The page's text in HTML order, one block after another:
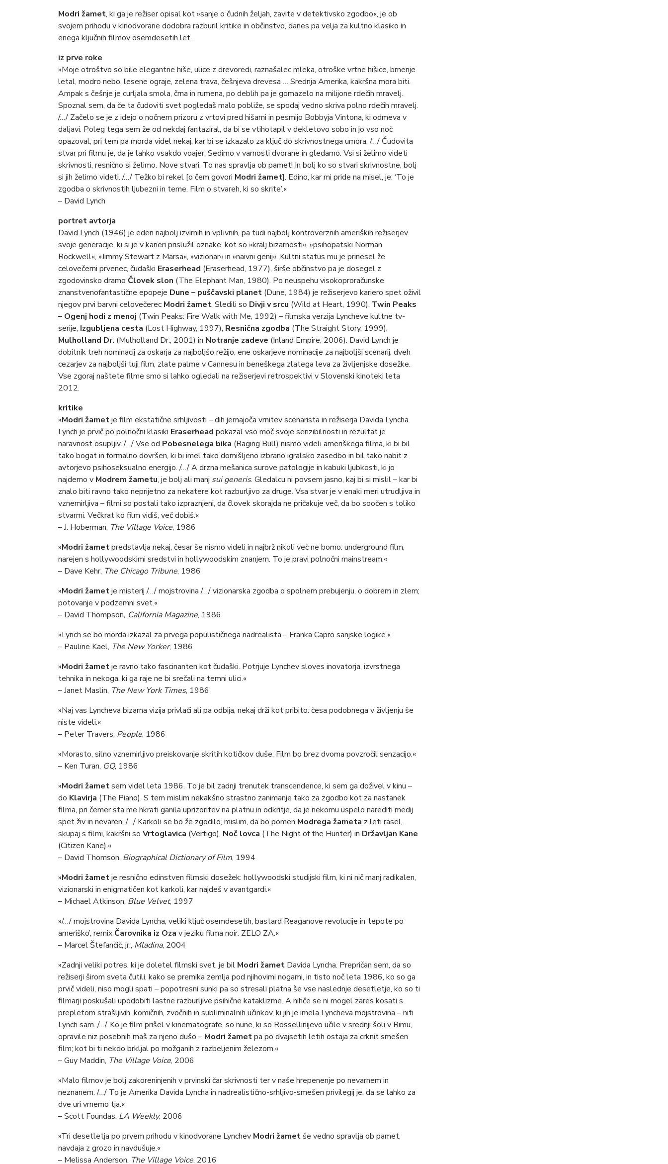
Modri žamet, ki ga je režiser opisal kot »sanje o čudnih željah, zavite v detektivsko zgodbo«, je ob
svojem prihodu v kinodvorane dodobra razburil kritike in občinstvo, danes pa velja za kultno klasiko in
enega ključnih filmov osemdesetih let.
iz prve roke
»Moje otroštvo so bile elegantne hiše, ulice z drevoredi, raznašalec mleka, otroške vrtne hišice, brnenje
letal, modro nebo, lesene ograje, zelena trava, češnjeva drevesa … Srednja Amerika, kakršna mora biti.
Ampak s češnje je curljala smola, črna in rumena, po deblih pa je gomazelo na milijone rdečih mravelj.
Spoznal sem, da če ta čudoviti svet pogledaš malo pobliže, se spodaj vedno skriva polno rdečih mravelj.
/…/ Začelo se je z idejo o nočnem prizoru z vrtovi pred hišami in pesmijo Bobbyja Vintona, ki odmeva v
daljavi. Poleg tega sem že od nekdaj fantaziral, da bi se vtihotapil v dekletovo sobo in jo vso noč
opazoval, pri tem pa morda videl nekaj, kar bi se izkazalo za ključ do skrivnostnega umora. /…/ Čudovita
stvar pri filmu je, da je lahko vsakdo voajer. Sedimo v varnosti dvorane in gledamo. Vsi si želimo videti
skrivnosti, resnično si želimo. Nove stvari. To nas spravlja ob pamet! In bolj ko so stvari skrivnostne, bolj
si jih želimo videti. /…/ Težko bi rekel [o čem govori Modri žamet]. Edino, kar mi pride na misel, je: ‘To je
zgodba o skrivnostih ljubezni in teme. Film o stvareh, ki so skrite’.«
– David Lynch
portret avtorja
David Lynch (1946) je eden najbolj izvirnih in vplivnih, pa tudi najbolj kontroverznih ameriških režiserjev
svoje generacije, ki si je v karieri prislužil oznake, kot so »kralj bizarnosti«, »psihopatski Norman
Rockwell«, »Jimmy Stewart z Marsa«, »vizionar« in »naivni genij«. Kultni status mu je prinesel že
celovečerni prvenec, čudaški Eraserhead (Eraserhead, 1977), širše občinstvo pa je dosegel z
zgodovinsko dramo Človek slon (The Elephant Man, 1980). Po neuspehu visokoproračunske
znanstvenofantastične epopeje Dune – puščavski planet (Dune, 1984) je režiserjevo kariero spet oživil
njegov prvi barvni celovečerec Modri žamet. Sledili so Divji v srcu (Wild at Heart, 1990), Twin Peaks
– Ogenj hodi z menoj (Twin Peaks: Fire Walk with Me, 1992) – filmska verzija Lyncheve kultne tv-
serije, Izgubljena cesta (Lost Highway, 1997), Resnična zgodba (The Straight Story, 1999),
Mulholland Dr. (Mulholland Dr., 2001) in Notranje zadeve (Inland Empire, 2006). David Lynch je
dobitnik treh nominacij za oskarja za najboljšo režijo, ene oskarjeve nominacije za najboljši scenarij, dveh
cezarjev za najboljši tuji film, zlate palme v Cannesu in beneškega zlatega leva za življenjske dosežke.
Vse zgoraj naštete filme smo si lahko ogledali na režiserjevi retrospektivi v Slovenski kinoteki leta
2012.
kritike
»Modri žametje film ekstatične srhljivosti – dih jemajoča vrnitev scenarista in režiserja Davida Lyncha.
Lynch je prvič po polnočni klasiki Eraserhead pokazal vso moč svoje senzibilnosti in rezultat je
naravnost osupljiv. /…/ Vse od Pobesnelega bika (Raging Bull) nismo videli ameriškega filma, ki bi bil
tako bogat in formalno dovršen, ki bi imel tako domišljeno izbrano igralsko zasedbo in bil tako nabit z
avtorjevo psihoseksualno energijo. /…/ A drzna mešanica surove patologije in kabuki ljubkosti, ki jo
najdemo v Modrem žametu, je bolj ali manj sui generis. Gledalcu ni povsem jasno, kaj bi si mislil – kar bi
znalo biti ravno tako neprijetno za nekatere kot razburljivo za druge. Vsa stvar je v enaki meri utrudljiva in
vznemirljiva – filmi so postali tako izpraznjeni, da človek skorajda ne pričakuje več, da bo soočen s toliko
stvarmi. Večkrat ko film vidiš, več dobiš.«
– J. Hoberman, The Village Voice, 1986
»Modri žametpredstavlja nekaj, česar še nismo videli in najbrž nikoli več ne bomo: underground film,
narejen s hollywoodskimi sredstvi in hollywoodskim znanjem. To je pravi polnočni mainstream.«
– Dave Kehr, The Chicago Tribune, 1986
»Modri žametje misterij /…/ mojstrovina /…/ vizionarska zgodba o spolnem prebujenju, o dobrem in zlem;
potovanje v podzemni svet.«
– David Thompson, California Magazine, 1986
»Lynch se bo morda izkazal za prvega populističnega nadrealista – Franka Capro sanjske logike.«
– Pauline Kael, The New Yorker, 1986
»Modri žametje ravno tako fascinanten kot čudaški. Potrjuje Lynchev sloves inovatorja, izvrstnega
tehnika in nekoga, ki ga raje ne bi srečali na temni ulici.«
– Janet Maslin, The New York Times, 1986
»Naj vas Lyncheva bizarna vizija privlači ali pa odbija, nekaj drži kot pribito: česa podobnega v življenju še
niste videli.«
– Peter Travers, People, 1986
»Morasto, silno vznemirljivo preiskovanje skritih kotičkov duše. Film bo brez dvoma povzročil senzacijo.«
– Ken Turan, GQ, 1986
»Modri žametsem videl leta 1986. To je bil zadnji trenutek transcendence, ki sem ga doživel v kinu –
do Klavirja (The Piano). S tem mislim nekakšno strastno zanimanje tako za zgodbo kot za nastanek
filma, pri čemer sta me hkrati ganila uprizoritev na platnu in odkritje, da je nekomu uspelo narediti medij
spet živ in nevaren. /…/ Karkoli se bo že zgodilo, mislim, da bo pomen Modrega žameta z leti rasel,
skupaj s filmi, kakršni so Vrtoglavica (Vertigo), Noč lovca (The Night of the Hunter) in Državljan Kane
(Citizen Kane).«
– David Thomson, Biographical Dictionary of Film, 1994
»Modri žametje resnično edinstven filmski dosežek: hollywoodski studijski film, ki ni nič manj radikalen,
vizionarski in enigmatičen kot karkoli, kar najdeš v avantgardi.«
– Michael Atkinson, Blue Velvet, 1997
»/…/ mojstrovina Davida Lyncha, veliki ključ osemdesetih, bastard Reaganove revolucije in ‘lepote po
ameriško’, remixČarovnika iz Oza v jeziku filma noir. ZELO ZA.«
– Marcel Štefančič, jr., Mladina, 2004
»Zadnji veliki potres, ki je doletel filmski svet, je bil Modri žamet Davida Lyncha. Prepričan sem, da so
režiserji širom sveta čutili, kako se premika zemlja pod njihovimi nogami, in tisto noč leta 1986, ko so ga
prvič videli, niso mogli spati – popotresni sunki pa so stresali platna še vse naslednje desetletje, ko so ti
filmarji poskušali upodobiti lastne razburljive psihične kataklizme. A nihče se ni mogel zares kosati s
prepletom strašljivih, komičnih, zvočnih in subliminalnih učinkov, ki jih je imela Lyncheva mojstrovina – niti
Lynch sam. /…/. Ko je film prišel v kinematografe, so nune, ki so Rossellinijevo učile v srednji šoli v Rimu,
opravile niz posebnih maš za njeno dušo – Modri žametpa po dvajsetih letih ostaja za crknit smešen
film; kot bi ti nekdo brkljal po možganih z razbeljenim železom.«
– Guy Maddin, The Village Voice, 2006
»Malo filmov je bolj zakoreninjenih v prvinski čar skrivnosti ter v naše hrepenenje po nevarnem in
neznanem. /…/ To je Amerika Davida Lyncha in nadrealistično-srhljivo-smešen privilegij je, da se lahko za
dve uri vrnemo tja.«
– Scott Foundas, LA Weekly, 2006
»Tri desetletja po prvem prihodu v kinodvorane Lynchev Modri žamet še vedno spravlja ob pamet,
navdaja z grozo in navdušuje.«
– Melissa Anderson, The Village Voice, 2016